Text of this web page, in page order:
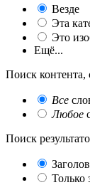
Везде
Эта
Это
Ещё...
Поиск контента,
Все
Любое
Поиск
Только